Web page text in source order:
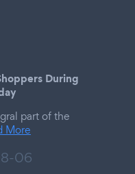
During
part of the
More
06